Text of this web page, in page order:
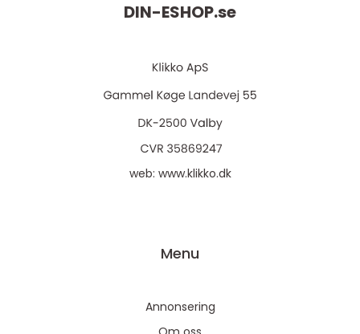
DIN-ESHOP.se
web: www.klikko.dk
Menu
Annonsering